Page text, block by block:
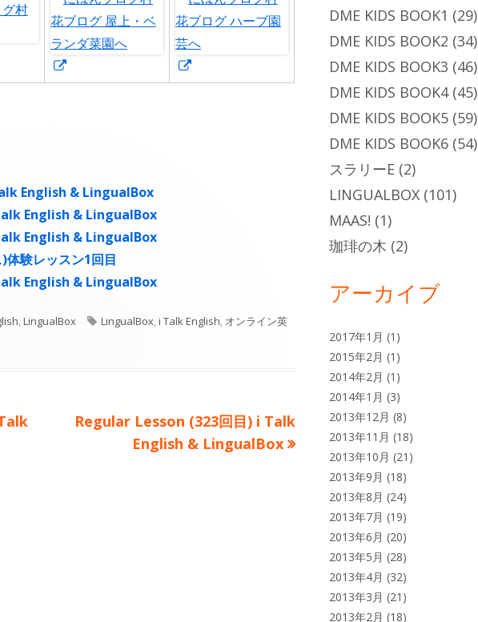
し
ド
ウ
で
開
き
し
English & LingualBox
English & LingualBox
English & LingualBox
験レッスン1回目
English & LingualBox
,LingualBox
タ
LingualBox,i Talk English, オンライン英
次
Regular Lesson (323回目) i Talk
English & LingualBox
DME KIDS BOOK1 (29)
DME KIDS BOOK2 (34)
DME KIDS BOOK3 (46)
DME KIDS BOOK4(45)
DME KIDS BOOK5 (59)
DME KIDS BOOK6 (54)
スラリーE (2)
LINGUALBOX (101)
MAAS! (1)
珈琲の木 (2)
アーカイブ
2017年1月 (1)
2015年2月 (1)
2014年2月 (1)
2014年1月 (3)
2013年12月 (8)
2013年11月 (18)
2013年10月 (21)
2013年9月 (18)
2013年8月 (24)
2013年7月 (19)
2013年6月 (20)
2013年5月 (28)
2013年4月 (32)
2013年3月 (21)
2013年2月 (18)